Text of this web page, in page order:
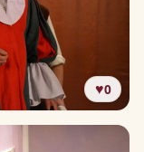
♥0